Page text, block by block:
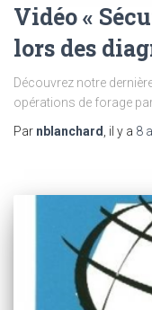
Vidéo «
lors des
Découvrez notre
opérations de forage
Par nblanchard , il y a 8